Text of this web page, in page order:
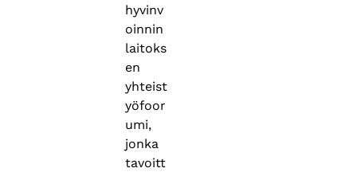
hyvinv
oinnin
laitoks
en
yhteist
yöfoor
umi,
jonka
tavoitt